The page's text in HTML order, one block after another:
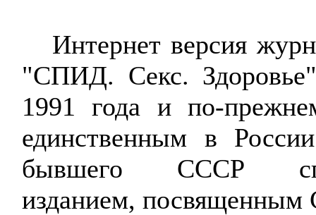
Интернет версия
"СПИД. Секс.
1991 года и по-
единственным в
бывшего СССР
изданием,